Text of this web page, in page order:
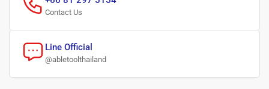
Contact Us
Line Official
@abletoolthailand